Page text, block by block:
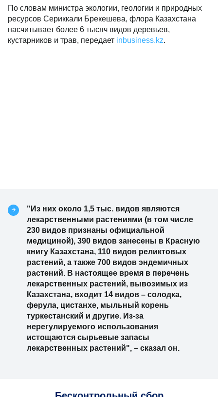
По словам министра экологии, геологии и природных
ресурсов Сериккали Брекешева, флора Казахстана
насчитывает более 6 тысяч видов деревьев,
кустарников и трав, передает inbusiness.kz.
"Из них около 1,5 тыс. видов являются
лекарственными растениями (в том числе
230 видов признаны официальной
медициной), 390 видов занесены в Красную
книгу Казахстана, 110 видов реликтовых
растений, а также 700 видов эндемичных
растений. В настоящее время в перечень
лекарственных растений, вывозимых из
Казахстана, входит 14 видов – солодка,
ферула, цистанхе, мыльный корень
туркестанский и другие. Из-за
нерегулируемого использования
истощаются сырьевые запасы
лекарственных растений", – сказал он.